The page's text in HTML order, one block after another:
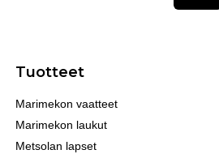
Tuotteet
Marimekon vaatteet
Marimekon laukut
Metsolan lapset